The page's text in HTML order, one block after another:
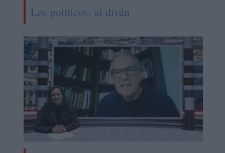
Los políticos, al diván